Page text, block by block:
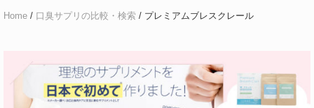
性
の
お
Home / 口臭サプリの比較・検索 / プレミアムブレスクレール